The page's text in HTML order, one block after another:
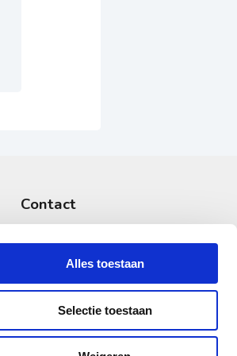
Alles toestaan
Selectie toestaan
Contact
Voor de pers
Werken bij
Klachtenafhandeling